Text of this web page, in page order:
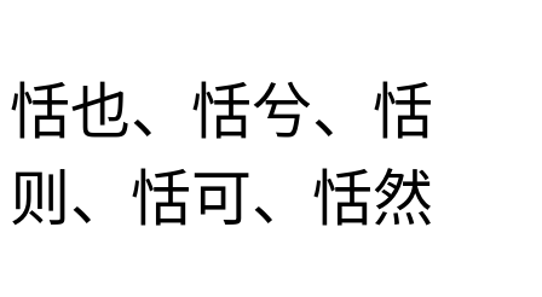
恬也、恬兮、恬
则、恬可、恬然